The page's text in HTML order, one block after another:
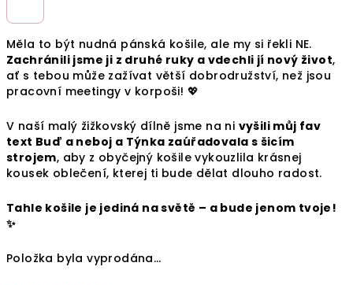
Měla to být nudná pánská košile, ale my si řekli NE.
Zachránili jsme ji z druhé ruky a vdechli jí nový život,
ať s tebou může zažívat větší dobrodružství, než jsou
pracovní meetingy v korpoši! 💖
V naší malý žižkovský dílně jsme na ni vyšili můj fav
text Buď a neboj a Týnka zaúřadovala s šicím
strojem, aby z obyčejný košile vykouzlila krásnej
kousek oblečení, kterej ti bude dělat dlouho radost.
Tahle košile je jediná na světě – a bude jenom tvoje!
✨
Položka byla vyprodána…